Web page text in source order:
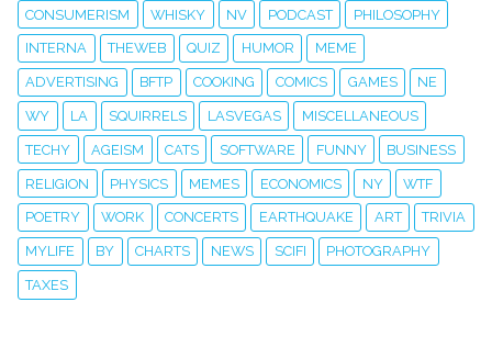
CONSUMERISM WHISKY NV PODCAST PHILOSOPHY
INTERNA THEWEB QUIZ HUMOR MEME
ADVERTISING BFTP COOKING COMICS GAMES NE
WY LA SQUIRRELS LASVEGAS MISCELLANEOUS
TECHY AGEISM CATS SOFTWARE FUNNY BUSINESS
RELIGION PHYSICS MEMES ECONOMICS NY WTF
POETRY WORK CONCERTS EARTHQUAKE ART TRIVIA
MYLIFE BY CHARTS NEWS SCIFI PHOTOGRAPHY
TAXES